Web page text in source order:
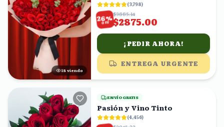
17 viendo
(3,798)
26%
OFF
$3885.14
$2875.00
¡PEDIR AHORA!
ENTREGA URGENTE
ENVÍO GRATIS
Pasión y Vino Tinto
(4,456)